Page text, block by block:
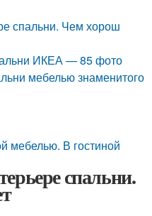
спальни. Чем хорош
ИКЕА — 85 фото
мебелью знаменитого
мебелью. В гостиной
спальни.